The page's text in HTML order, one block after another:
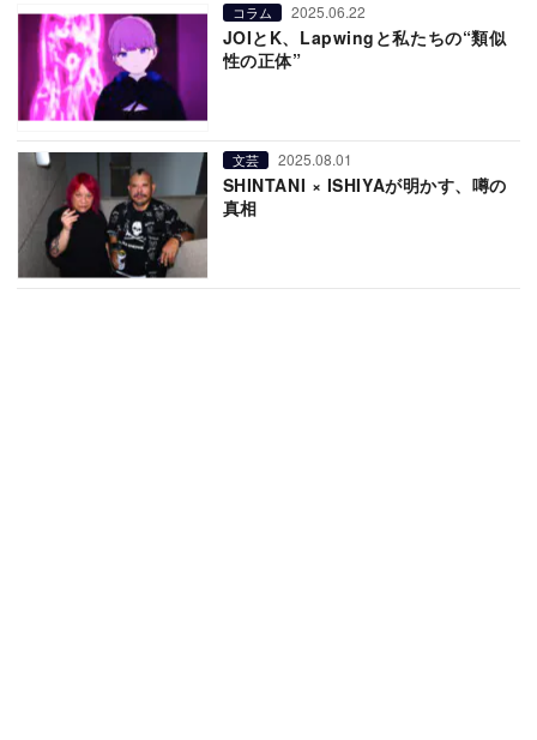
コラム 2025.06.22
JOIとK、Lapwingと私たちの“類似
性の正体”
文芸 2025.08.01
SHINTANI × ISHIYAが明かす、噂の
真相